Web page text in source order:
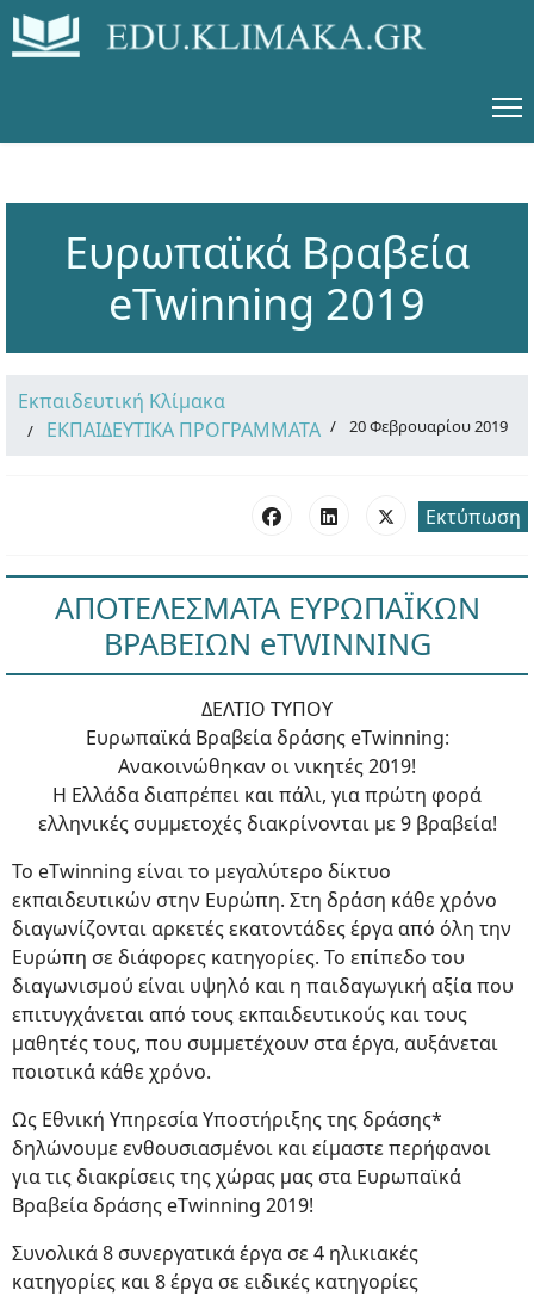
Ευρωπαϊκά Βραβεία
eTwinning 2019
Εκπαιδευτική Κλίμακα
ΕΚΠΑΙΔΕΥΤΙΚΑ ΠΡΟΓΡΑΜΜΑΤΑ
20 Φεβρουαρίου 2019
Εκτύπωση
ΑΠΟΤΕΛΕΣΜΑΤΑ ΕΥΡΩΠΑΪΚΩΝ
ΒΡΑΒΕΙΩΝ eTWINNING
ΔΕΛΤΙΟ ΤΥΠΟΥ
Ευρωπαϊκά Βραβεία δράσης eTwinning:
Ανακοινώθηκαν οι νικητές 2019!
H Ελλάδα διαπρέπει και πάλι, για πρώτη φορά
ελληνικές συμμετοχές διακρίνονται με 9 βραβεία!
Το eTwinning είναι το μεγαλύτερο δίκτυο
εκπαιδευτικών στην Ευρώπη. Στη δράση κάθε χρόνο
διαγωνίζονται αρκετές εκατοντάδες έργα από όλη την
Ευρώπη σε διάφορες κατηγορίες. Το επίπεδο του
διαγωνισμού είναι υψηλό και η παιδαγωγική αξία που
επιτυγχάνεται από τους εκπαιδευτικούς και τους
μαθητές τους, που συμμετέχουν στα έργα, αυξάνεται
ποιοτικά κάθε χρόνο.
Ως Εθνική Υπηρεσία Υποστήριξης της δράσης*
δηλώνουμε ενθουσιασμένοι και είμαστε περήφανοι
για τις διακρίσεις της χώρας μας στα Ευρωπαϊκά
Βραβεία δράσης eTwinning 2019!
Συνολικά 8 συνεργατικά έργα σε 4 ηλικιακές
κατηγορίες και 8 έργα σε ειδικές κατηγορίες